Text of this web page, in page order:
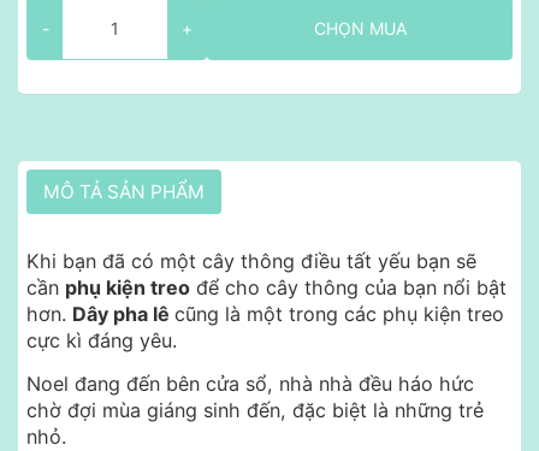
- + CHỌN MUA
MÔ TẢ SẢN PHẨM
Khi bạn đã có một cây thông điều tất yếu bạn sẽ
cần phụ kiện treo để cho cây thông của bạn nổi bật
hơn. Dây pha lê cũng là một trong các phụ kiện treo
cực kì đáng yêu.
Noel đang đến bên cửa sổ, nhà nhà đều háo hức
chờ đợi mùa giáng sinh đến, đặc biệt là những trẻ
nhỏ.